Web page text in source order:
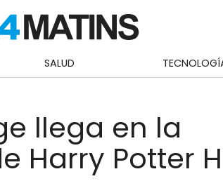
SALUD
llega en la
Harry Potter